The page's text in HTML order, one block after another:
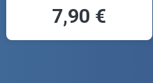
7,90 €